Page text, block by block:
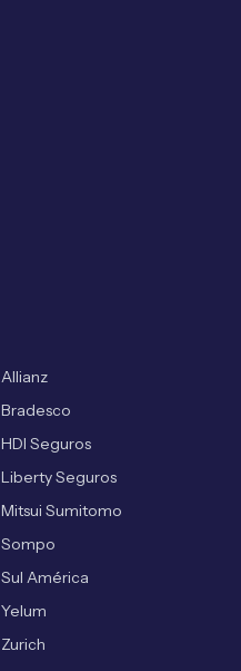
Allianz
Bradesco
HDI Seguros
Liberty Seguros
Mitsui Sumitomo
Sompo
Sul América
Yelum
Zurich